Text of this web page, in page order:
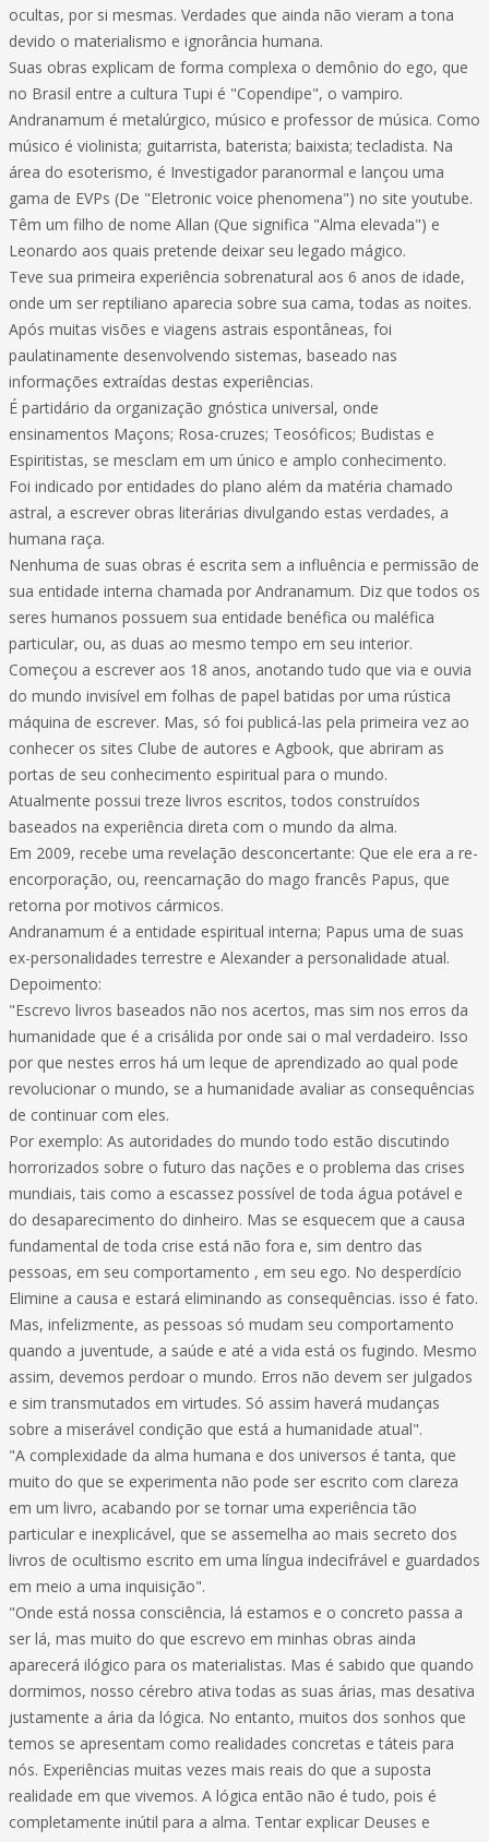
ocultas, por si mesmas. Verdades que ainda não vieram a tona
devido o materialismo e ignorância humana.
Suas obras explicam de forma complexa o demônio do ego, que
no Brasil entre a cultura Tupi é "Copendipe", o vampiro.
Andranamum é metalúrgico, músico e professor de música. Como
músico é violinista; guitarrista, baterista; baixista; tecladista. Na
área do esoterismo, é Investigador paranormal e lançou uma
gama de EVPs (De "Eletronic voice phenomena") no site youtube.
Têm um filho de nome Allan (Que significa "Alma elevada") e
Leonardo aos quais pretende deixar seu legado mágico.
Teve sua primeira experiência sobrenatural aos 6 anos de idade,
onde um ser reptiliano aparecia sobre sua cama, todas as noites.
Após muitas visões e viagens astrais espontâneas, foi
paulatinamente desenvolvendo sistemas, baseado nas
informações extraídas destas experiências.
É partidário da organização gnóstica universal, onde
ensinamentos Maçons; Rosa-cruzes; Teosóficos; Budistas e
Espiritistas, se mesclam em um único e amplo conhecimento.
Foi indicado por entidades do plano além da matéria chamado
astral, a escrever obras literárias divulgando estas verdades, a
humana raça.
Nenhuma de suas obras é escrita sem a influência e permissão de
sua entidade interna chamada por Andranamum. Diz que todos os
seres humanos possuem sua entidade benéfica ou maléfica
particular, ou, as duas ao mesmo tempo em seu interior.
Começou a escrever aos 18 anos, anotando tudo que via e ouvia
do mundo invisível em folhas de papel batidas por uma rústica
máquina de escrever. Mas, só foi publicá-las pela primeira vez ao
conhecer os sites Clube de autores e Agbook, que abriram as
portas de seu conhecimento espiritual para o mundo.
Atualmente possui treze livros escritos, todos construídos
baseados na experiência direta com o mundo da alma.
Em 2009, recebe uma revelação desconcertante: Que ele era a re-
encorporação, ou, reencarnação do mago francês Papus, que
retorna por motivos cármicos.
Andranamum é a entidade espiritual interna; Papus uma de suas
ex-personalidades terrestre e Alexander a personalidade atual.
Depoimento:
"Escrevo livros baseados não nos acertos, mas sim nos erros da
humanidade que é a crisálida por onde sai o mal verdadeiro. Isso
por que nestes erros há um leque de aprendizado ao qual pode
revolucionar o mundo, se a humanidade avaliar as consequências
de continuar com eles.
Por exemplo: As autoridades do mundo todo estão discutindo
horrorizados sobre o futuro das nações e o problema das crises
mundiais, tais como a escassez possível de toda água potável e
do desaparecimento do dinheiro. Mas se esquecem que a causa
fundamental de toda crise está não fora e, sim dentro das
pessoas, em seu comportamento , em seu ego. No desperdício
Elimine a causa e estará eliminando as consequências. isso é fato.
Mas, infelizmente, as pessoas só mudam seu comportamento
quando a juventude, a saúde e até a vida está os fugindo. Mesmo
assim, devemos perdoar o mundo. Erros não devem ser julgados
e sim transmutados em virtudes. Só assim haverá mudanças
sobre a miserável condição que está a humanidade atual".
"A complexidade da alma humana e dos universos é tanta, que
muito do que se experimenta não pode ser escrito com clareza
em um livro, acabando por se tornar uma experiência tão
particular e inexplicável, que se assemelha ao mais secreto dos
livros de ocultismo escrito em uma língua indecifrável e guardados
em meio a uma inquisição".
"Onde está nossa consciência, lá estamos e o concreto passa a
ser lá, mas muito do que escrevo em minhas obras ainda
aparecerá ilógico para os materialistas. Mas é sabido que quando
dormimos, nosso cérebro ativa todas as suas árias, mas desativa
justamente a ária da lógica. No entanto, muitos dos sonhos que
temos se apresentam como realidades concretas e táteis para
nós. Experiências muitas vezes mais reais do que a suposta
realidade em que vivemos. A lógica então não é tudo, pois é
completamente inútil para a alma. Tentar explicar Deuses e